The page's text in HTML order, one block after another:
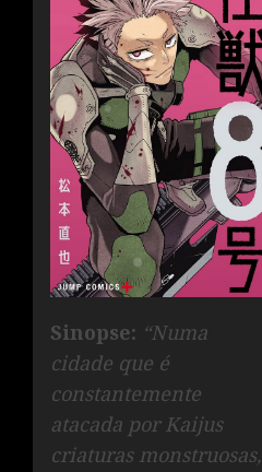
Sinopse: “Numa
cidade que é
constantemente
atacada por Kaijus
criaturas monstruosas,